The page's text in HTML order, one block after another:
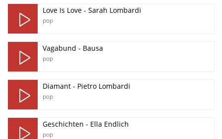
Love Is Love - Sarah Lombardi
pop
Vagabund - Bausa
pop
Diamant - Pietro Lombardi
pop
Geschichten - Ella Endlich
pop